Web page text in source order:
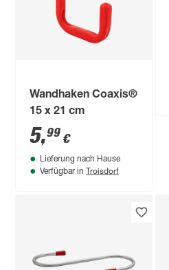
Wandhaken Coaxis®
15 x 21 cm
5,99 €
Lieferung nach Hause
Verfügbar in Troisdorf